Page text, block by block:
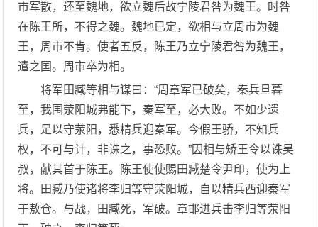
市军散，还至魏地，欲立魏后故宁陵君咎为魏王。时咎
在陈王所，不得之魏。魏地已定，欲相与立周市为魏
王，周市不肯。使者五反，陈王乃立宁陵君咎为魏王，
遣之国。周市卒为相。
将军田臧等相与谋曰：“周章军已破矣，秦兵旦暮
至，我围荥阳城弗能下，秦军至，必大败。不如少遗
兵，足以守荥阳，悉精兵迎秦军。今假王骄，不知兵
权，不可与计，非诛之，事恐败。”因相与矫王令以诛吴
叔，献其首于陈王。陈王使使赐田臧楚令尹印，使为上
将。田臧乃使诸将李归等守荥阳城，自以精兵西迎秦军
于敖仓。与战，田臧死，军破。章邯进兵击李归等荥阳